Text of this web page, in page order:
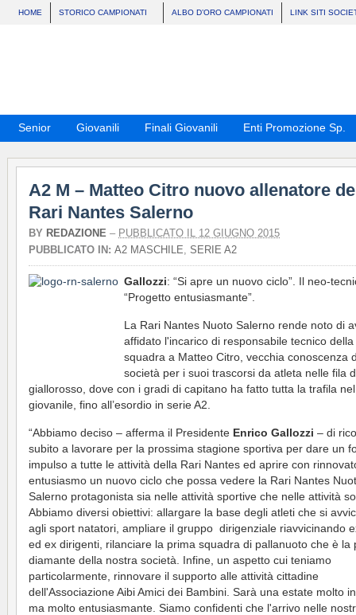
HOME STORICO CAMPIONATI ALBO D’ORO CAMPIONATI LINK SITI
Senior Giovanili Finali Giovanili Enti Promozione Sp.
A2 M – Matteo Citro nuovo allenatore
Rari Nantes Salerno
BY REDAZIONE – PUBBLICATO IL 12 GIUGNO 2015
PUBBLICATO IN: A2 MASCHILE, SERIE A2
Gallozzi: “Si apre un nuovo ciclo”. Il neo-
“Progetto entusiasmante”.
La Rari Nantes Nuoto Salerno rende noto di
affidato l'incarico di responsabile tecnico
squadra a Matteo Citro, vecchia conoscenza
società per i suoi trascorsi da atleta nelle fila
giallorosso, dove con i gradi di capitano ha fatto tutta la trafila
giovanile, fino all’esordio in serie A2.
“Abbiamo deciso – afferma il Presidente Enrico Gallozzi – di
subito a lavorare per la prossima stagione sportiva per dare un
impulso a tutte le attività della Rari Nantes ed aprire con
entusiasmo un nuovo ciclo che possa vedere la Rari Nantes
Salerno protagonista sia nelle attività sportive che nelle attività
Abbiamo diversi obiettivi: allargare la base degli atleti che si
agli sport natatori, ampliare il gruppo dirigenziale riavvicinando
ed ex dirigenti, rilanciare la prima squadra di pallanuoto che è la
diamante della nostra società. Infine, un aspetto cui teniamo
particolarmente, rinnovare il supporto alle attività cittadine
dell'Associazione Aibi Amici dei Bambini. Sarà una estate molto
ma molto entusiasmante. Siamo confidenti che l'arrivo nelle